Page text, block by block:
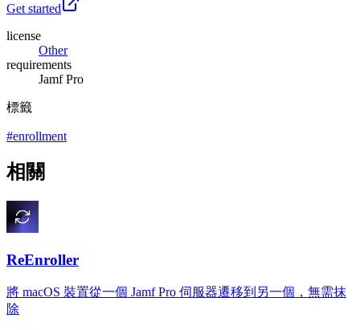
Get started
license
Other
requirements
Jamf Pro
標籤
#enrollment
相關
ReEnroller
將 macOS 裝置從一個 Jamf Pro 伺服器遷移到另一個，無需抹
除